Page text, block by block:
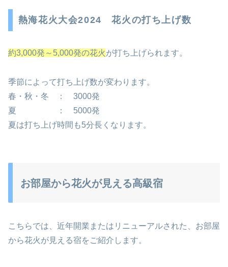
熱海花火大会2024 花火の打ち上げ数
約3,000発～5,000発の花火が打ち上げられます。
季節によって打ち上げ数が変わります。
春・秋・冬 ： 3000発
夏 ： 5000発
夏は打ち上げ時間も5分長くなります。
お部屋から花火が見える高級宿
こちらでは、近年開業またはリニューアルされた、お部屋
から花火が見える宿をご紹介します。